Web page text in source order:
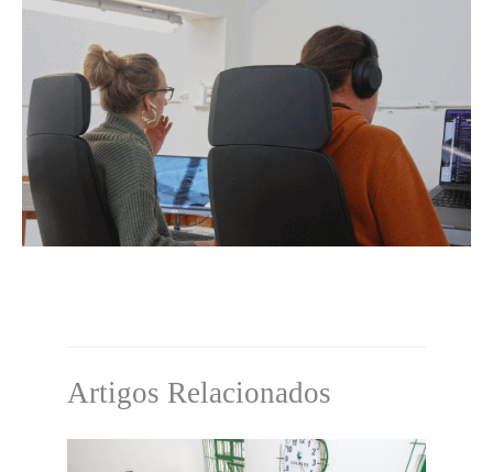
Artigos Relacionados